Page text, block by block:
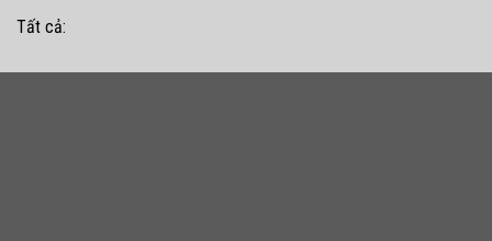
Tất cả: